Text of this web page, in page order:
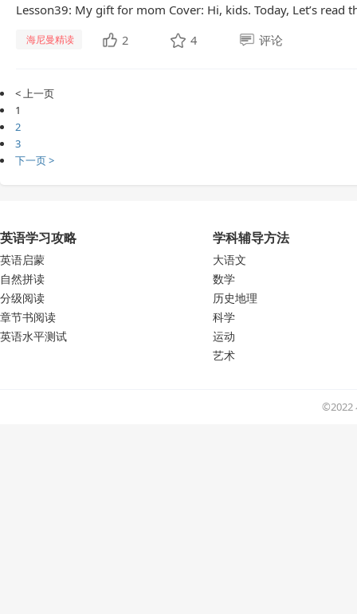
Lesson39: My gift for mom Cover: Hi, kids. Today, Let’s read
海尼曼精读 2 4 评论
< 上一页
1
2
3
下一页 >
英语学习攻略
英语启蒙
自然拼读
分级阅读
章节书阅读
英语水平测试
学科辅导方法
大语文
数学
历史地理
科学
运动
艺术
©2022